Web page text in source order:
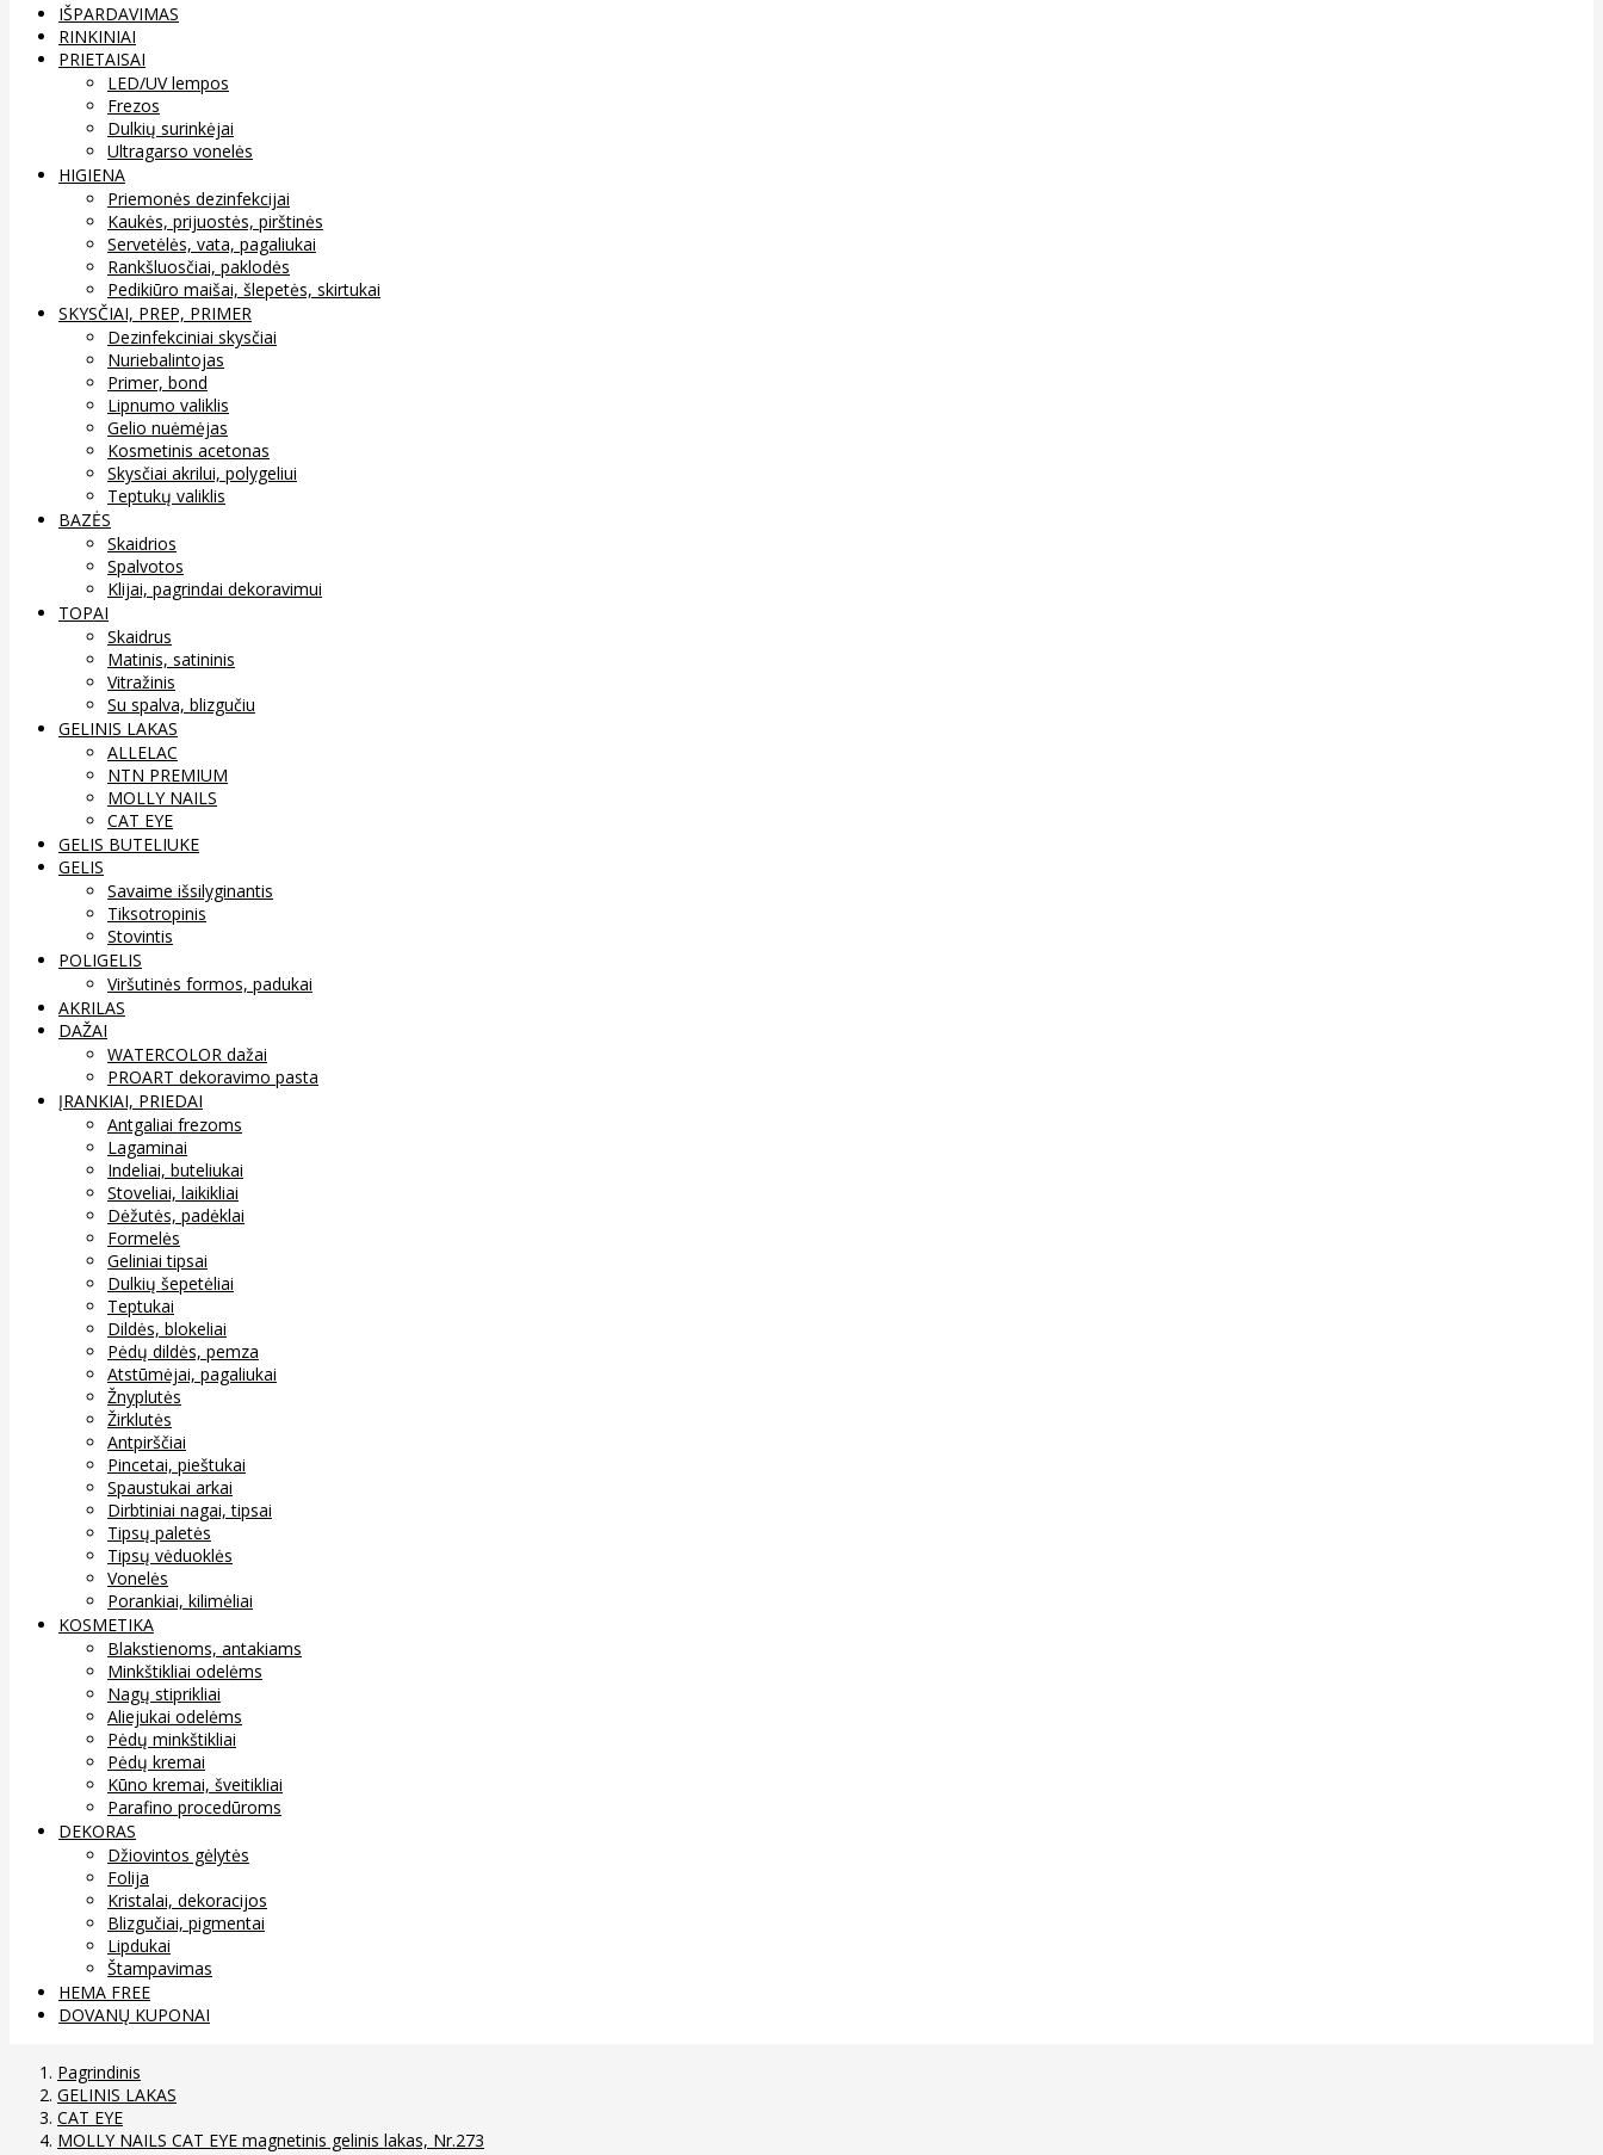
IŠPARDAVIMAS
RINKINIAI
PRIETAISAI
LED/UV lempos
Frezos
Dulkių surinkėjai
Ultragarso vonelės
HIGIENA
Priemonės dezinfekcijai
Kaukės, prijuostės, pirštinės
Servetėlės, vata, pagaliukai
Rankšluosčiai, paklodės
Pedikiūro maišai, šlepetės, skirtukai
SKYSČIAI, PREP, PRIMER
Dezinfekciniai skysčiai
Nuriebalintojas
Primer, bond
Lipnumo valiklis
Gelio nuėmėjas
Kosmetinis acetonas
Skysčiai akrilui, polygeliui
Teptukų valiklis
BAZĖS
Skaidrios
Spalvotos
Klijai, pagrindai dekoravimui
TOPAI
Skaidrus
Matinis, satininis
Vitražinis
Su spalva, blizgučiu
GELINIS LAKAS
ALLELAC
NTN PREMIUM
MOLLY NAILS
CAT EYE
GELIS BUTELIUKE
GELIS
Savaime išsilyginantis
Tiksotropinis
Stovintis
POLIGELIS
Viršutinės formos, padukai
AKRILAS
DAŽAI
WATERCOLOR dažai
PROART dekoravimo pasta
ĮRANKIAI, PRIEDAI
Antgaliai frezoms
Lagaminai
Indeliai, buteliukai
Stoveliai, laikikliai
Dėžutės, padėklai
Formelės
Geliniai tipsai
Dulkių šepetėliai
Teptukai
Dildės, blokeliai
Pėdų dildės, pemza
Atstūmėjai, pagaliukai
Žnyplutės
Žirklutės
Antpirščiai
Pincetai, pieštukai
Spaustukai arkai
Dirbtiniai nagai, tipsai
Tipsų paletės
Tipsų vėduoklės
Vonelės
Porankiai, kilimėliai
KOSMETIKA
Blakstienoms, antakiams
Minkštikliai odelėms
Nagų stiprikliai
Aliejukai odelėms
Pėdų minkštikliai
Pėdų kremai
Kūno kremai, šveitikliai
Parafino procedūroms
DEKORAS
Džiovintos gėlytės
Folija
Kristalai, dekoracijos
Blizgučiai, pigmentai
Lipdukai
Štampavimas
HEMA FREE
DOVANŲ KUPONAI
Pagrindinis
GELINIS LAKAS
CAT EYE
MOLLY NAILS CAT EYE magnetinis gelinis lakas, Nr.273